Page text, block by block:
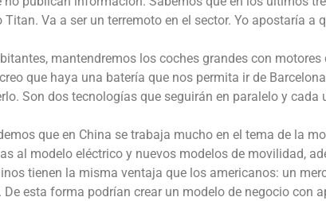
Va a ser un terremoto en el sector. Yo apostaría a
mantendremos los coches grandes con motores
que haya una batería que nos permita ir de
Son dos tecnologías que seguirán en paralelo y cada
que en China se trabaja mucho en el tema de la
al modelo eléctrico y nuevos modelos de movilidad,
tienen la misma ventaja que los americanos: un
esta forma podrían crear un modelo de negocio con